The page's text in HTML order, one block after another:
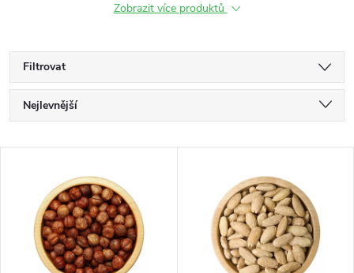
Zobrazit více produktů
Filtrovat
Ř
a
Nejlevnější
Abecedně